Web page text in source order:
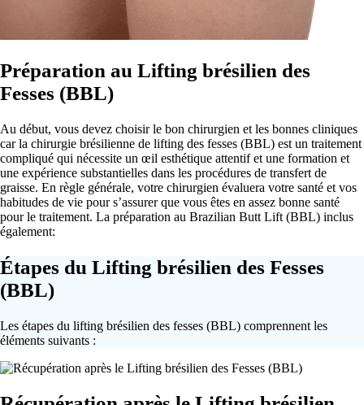
Préparation au Lifting brésilien des
Fesses (BBL)
Au début, vous devez choisir le bon chirurgien et les bonnes cliniques
car la chirurgie brésilienne de lifting des fesses (BBL) est un traitement
compliqué qui nécessite un œil esthétique attentif et une formation et
une expérience substantielles dans les procédures de transfert de
graisse. En règle générale, votre chirurgien évaluera votre santé et vos
habitudes de vie pour s’assurer que vous êtes en assez bonne santé
pour le traitement. La préparation au Brazilian Butt Lift (BBL) inclus
également:
Étapes du Lifting brésilien des Fesses
(BBL)
Les étapes du lifting brésilien des fesses (BBL) comprennent les
éléments suivants :